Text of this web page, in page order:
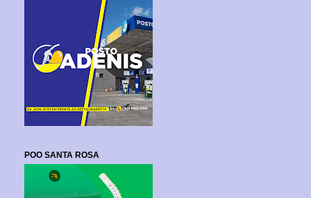
POO SANTA ROSA